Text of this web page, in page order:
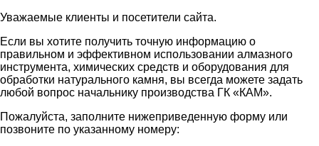
Уважаемые клиенты и посетители сайта.
Если вы хотите получить точную информацию о
правильном и эффективном использовании алмазного
инструмента, химических средств и оборудования для
обработки натурального камня, вы всегда можете задать
любой вопрос начальнику производства ГК «КАМ».
Пожалуйста, заполните нижеприведенную форму или
позвоните по указанному номеру: